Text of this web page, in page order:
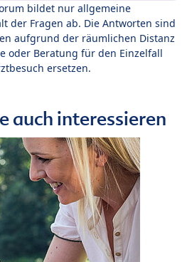
bildet nur allgemeine
der Fragen ab. Die Antworten sind
aufgrund der räumlichen Distanz
oder Beratung für den Einzelfall
ersetzen.
auch interessieren